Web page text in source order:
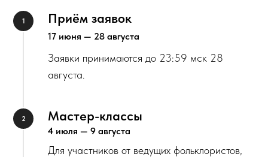
Приём заявок
17 июня — 28 августа
Заявки принимаются до 23:59 мск 28
августа.
Мастер-классы
4 июля — 9 августа
Для участников от ведущих фольклористов,